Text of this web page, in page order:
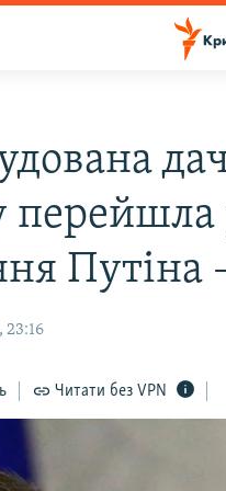
Путіна
23:16
Читати без VPN